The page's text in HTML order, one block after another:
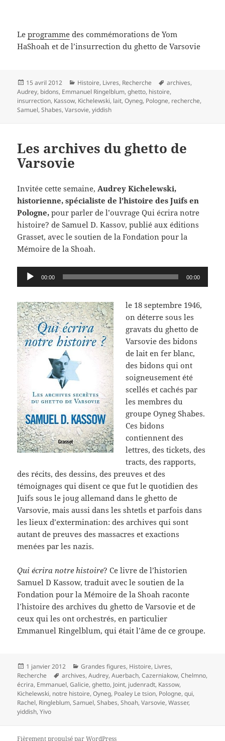
Leprogramme des commémorations de Yom
HaShoah et de l’insurrection du ghetto de Varsovie
Publié
le
15 avril 2012 Catégories
Histoire, Livres, Recherche
Mots-
clés
archives,
Audrey, bidons, Emmanuel Ringelblum,ghetto, histoire,
insurrection, Kassow, Kichelewski, lait,Oyneg, Pologne, recherche,
Samuel,Shabes,Varsovie,yiddish
Les archives du ghetto de
Varsovie
Invitée cette semaine, Audrey Kichelewski,
historienne, spécialiste de l’histoire des Juifs en
Pologne, pour parler de l’ouvrage Qui écrira notre
histoire? de Samuel D. Kassov, publié aux éditions
Grasset, avec le soutien de la Fondation pour la
Mémoire de la Shoah.
Lecteur 00:00 00:00
le 18 septembre 1946,
on déterre sous les
gravats du ghetto de
Varsovie des bidons
de lait en fer blanc,
des bidons qui ont
soigneusement été
scellés et cachés par
les membres du
groupe Oyneg Shabes.
Ces bidons
contiennent des
lettres, des tickets, des
tracts, des rapports,
des récits, des dessins, des preuves et des
témoignages qui disent ce que fut le quotidien des
Juifs sous le joug allemand dans le ghetto de
Varsovie, mais aussi dans les shtetls et parfois dans
les lieux d’extermination: des archives qui sont
autant de preuves des massacres et exactions
menées par les nazis.
Qui écrira notre histoire? Ce livre de l’historien
Samuel D Kassow, traduit avec le soutien de la
Fondation pour la Mémoire de la Shoah raconte
l’histoire des archives du ghetto de Varsovie et de
ceux qui les ont orchestrés, en particulier
Emmanuel Ringelblum, qui était l’âme de ce groupe.
Publié
le
1 janvier 2012 Catégories
Grandes figures, Histoire, Livres,
Recherche
Mots-
clés
archives,Audrey,Auerbach,Cazerniakow,Chelmno,
écrira, Emmanuel,Galicie,ghetto, Joint, judenradt, Kassow,
Kichelewski, notre histoire,Oyneg, Poaley Le tsion, Pologne,qui,
Rachel, Ringleblum,Samuel,Shabes,Shoah,Varsovie,Wasser,
yiddish,Yivo
Fièrement propulsé par WordPress